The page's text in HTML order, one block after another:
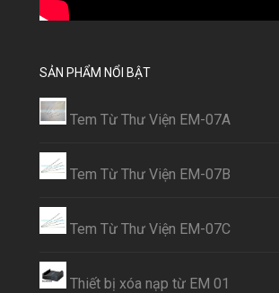
SẢN PHẨM NỔI BẬT
Tem Từ Thư Viện EM-07A
Tem Từ Thư Viện EM-07B
Tem Từ Thư Viện EM-07C
Thiết bị xóa nạp từ EM 01